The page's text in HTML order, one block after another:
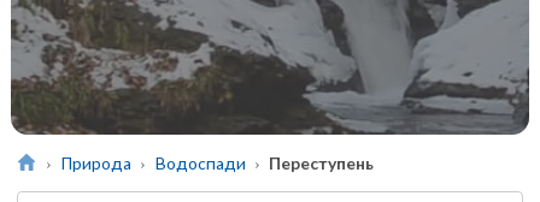
Природа Водоспади Переступень